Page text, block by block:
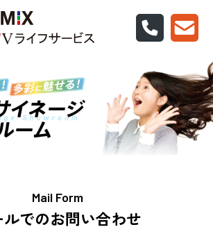
Mail Form
ルでのお問い合わせ